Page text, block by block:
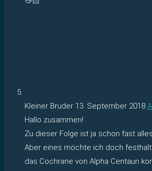
Kleiner Bruder 13. September 2018
Hallo zusammen!
Zu dieser Folge ist ja schon fast
Aber eines möchte ich doch
das Cochrane von Alpha Centauri